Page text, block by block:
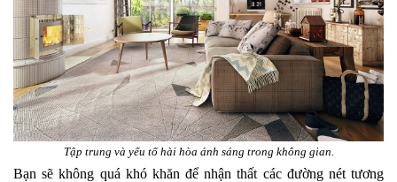
Tập trung và yếu tố hài hòa ánh sáng trong không gian.
Bạn sẽ không quá khó khăn để nhận thất các đường nét tương